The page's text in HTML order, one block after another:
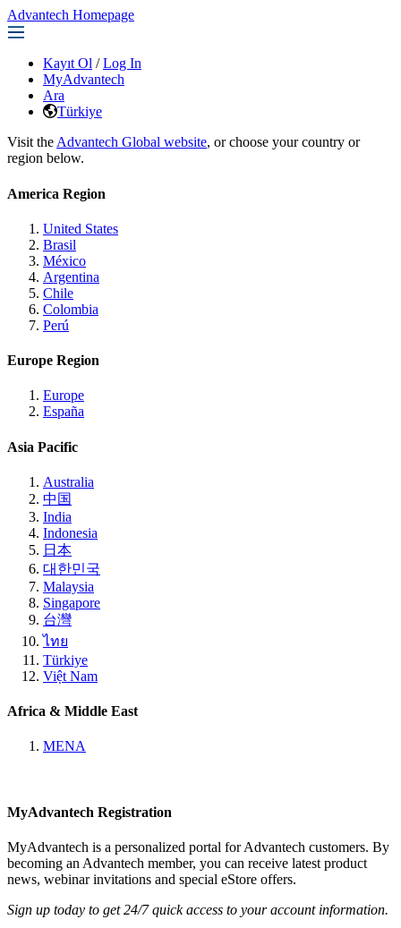
Advantech Homepage
Kayıt Ol / Log In
MyAdvantech
Ara
Türkiye
Visit the Advantech Global website, or choose your country or
region below.
America Region
United States
Brasil
México
Argentina
Chile
Colombia
Perú
Europe Region
Europe
España
Asia Pacific
Australia
中国
India
Indonesia
日本
대한민국
Malaysia
Singapore
台灣
ไทย
Türkiye
Việt Nam
Africa & Middle East
MENA
MyAdvantech Registration
MyAdvantech is a personalized portal for Advantech customers. By
becoming an Advantech member, you can receive latest product
news, webinar invitations and special eStore offers.
Sign up today to get 24/7 quick access to your account information.